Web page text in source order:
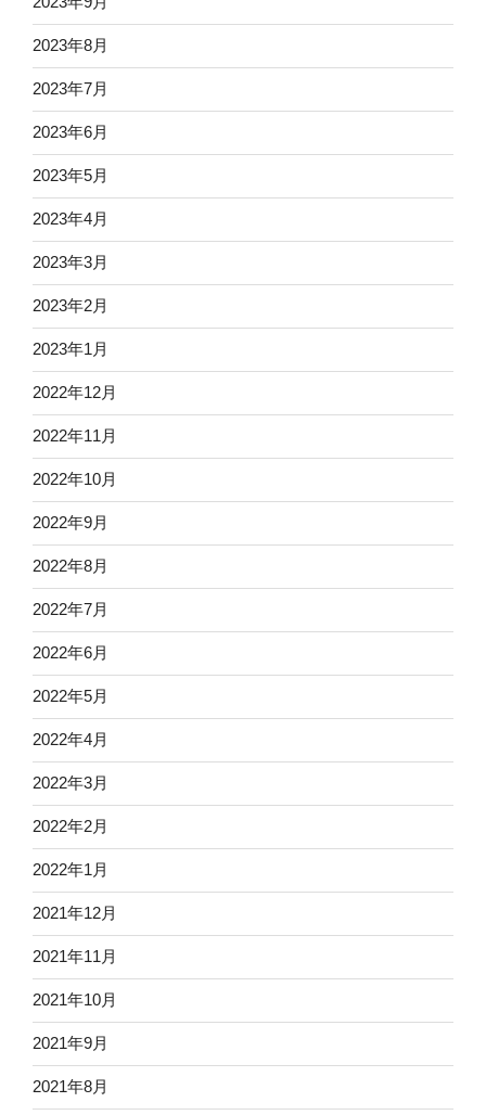
2023年8月
2023年7月
2023年6月
2023年5月
2023年4月
2023年3月
2023年2月
2023年1月
2022年12月
2022年11月
2022年10月
2022年9月
2022年8月
2022年7月
2022年6月
2022年5月
2022年4月
2022年3月
2022年2月
2022年1月
2021年12月
2021年11月
2021年10月
2021年9月
2021年8月